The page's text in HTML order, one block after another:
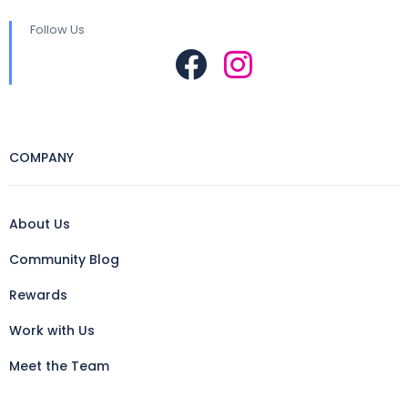
Follow Us
COMPANY
About Us
Community Blog
Rewards
Work with Us
Meet the Team